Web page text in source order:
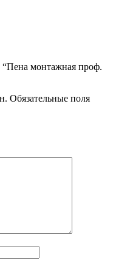
“Пена монтажная проф.
Обязательные поля